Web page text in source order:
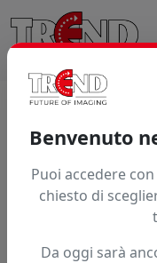
Trend S.r.l.
stampa
Benvenuto
Puoi accedere
chiesto di
Da oggi sarà